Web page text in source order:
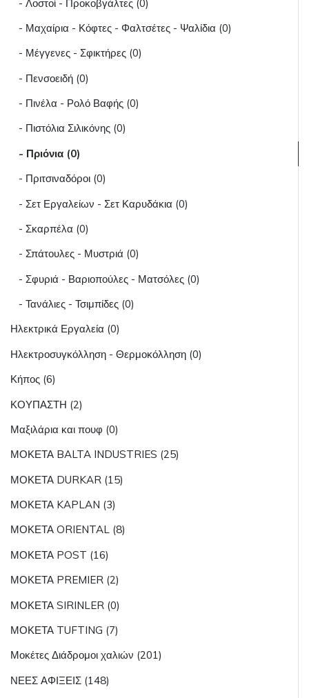
- Λοστοί - Προκοβγάλτες (0)
- Μαχαίρια - Κόφτες - Φαλτσέτες - Ψαλίδια (0)
- Μέγγενες - Σφικτήρες (0)
- Πενσοειδή (0)
- Πινέλα - Ρολό Βαφής (0)
- Πιστόλια Σιλικόνης (0)
- Πριόνια (0)
- Πριτσιναδόροι (0)
- Σετ Εργαλείων - Σετ Καρυδάκια (0)
- Σκαρπέλα (0)
- Σπάτουλες - Μυστριά (0)
- Σφυριά - Βαριοπούλες - Ματσόλες (0)
- Τανάλιες - Τσιμπίδες (0)
Ηλεκτρικά Εργαλεία (0)
Ηλεκτροσυγκόλληση - Θερμοκόλληση (0)
Κήπος (6)
ΚΟΥΠΑΣΤΗ (2)
Μαξιλάρια και πουφ (0)
ΜΟΚΕΤΑ BALTA INDUSTRIES (25)
ΜΟΚΕΤΑ DURKAR (15)
ΜΟΚΕΤΑ KAPLAN (3)
ΜΟΚΕΤΑ ORIENTAL (8)
ΜΟΚΕΤΑ POST (16)
ΜΟΚΕΤΑ PREMIER (2)
ΜΟΚΕΤΑ SIRINLER (0)
ΜΟΚΕΤΑ TUFTING (7)
Μοκέτες Διάδρομοι χαλιών (201)
ΝΕΕΣ ΑΦΙΞΕΙΣ (148)